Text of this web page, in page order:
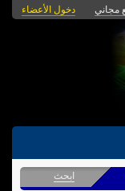
مجاني دخول الأعضاء
ابحث